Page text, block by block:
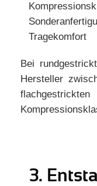
Tragekomfort
Bei
Hersteller
3.